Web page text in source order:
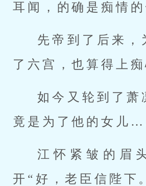
耳闻，的确是痴情的
先帝到了后来，
了六宫，也算得上痴
如今又轮到了萧
竟是为了他的女儿
江怀紧皱的眉
开“好，老臣信陛下